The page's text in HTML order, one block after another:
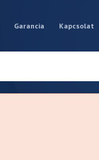
Garancia Kapcsolat